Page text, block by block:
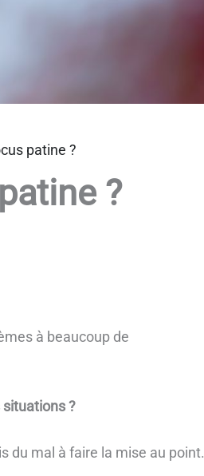
patine ?
?
à beaucoup de
situations ?
du mal à faire la mise au point.